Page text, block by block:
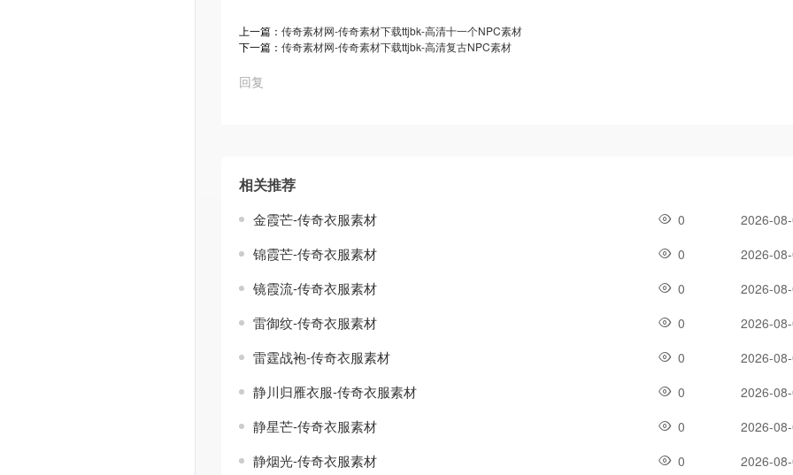
上一篇： 传奇素材网-传奇素材下载ttjbk-高清十一个NPC素材
下一篇： 传奇素材网-传奇素材下载ttjbk-高清复古NPC素材
回复
相关推荐
金霞芒-传奇衣服素材 0 2026-
锦霞芒-传奇衣服素材 0 2026-
镜霞流-传奇衣服素材 0 2026-
雷御纹-传奇衣服素材 0 2026-
雷霆战袍-传奇衣服素材 0 2026-
静川归雁衣服-传奇衣服素材 0 2026-
静星芒-传奇衣服素材 0 2026-
静烟光-传奇衣服素材 0 2026-